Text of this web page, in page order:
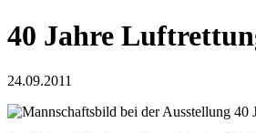
40 Jahre
24.09.2011